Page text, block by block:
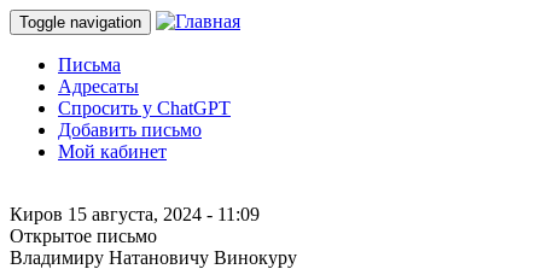
Toggle navigation
Письма
Адресаты
Спросить у ChatGPT
Добавить письмо
Мой кабинет
Киров 15 августа, 2024 - 11:09
Открытое письмо
Владимиру Натановичу Винокуру